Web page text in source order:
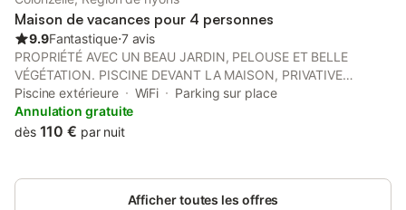
Maison de vacances pour 4 personnes
9.9Fantastique⋅7 avis
PROPRIÉTÉ AVEC UN BEAU JARDIN, PELOUSE ET BELLE
VÉGÉTATION. PISCINE DEVANT LA MAISON, PRIVATIVE
SEULEMENT POUR VOTRE PLAISIR. TOUT A ÉTÉ PENSÉ PAR
LES PROPRIÉTAIRES POUR QUE CETTE MAISON SOIT TRÈS
AGRÉABLE ET CONFORTABLE. MAISON DE CARACTÈRE EN
BELLE DÉCORATION, PISCINE PRIVATIVE, INTERNET,
CLIMATISATION, ETC. SURFACE 100 M², TRÈS CONFORTABLE
Piscine extérieure WiFi
Parking sur place
Annulation gratuite
dès 110 € par nuit
Afficher toutes les offres